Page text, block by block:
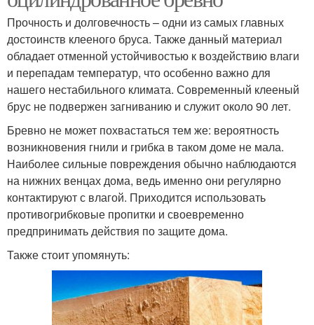
Прочность и долговечность – одни из самых главных
достоинств клееного бруса. Также данный материал
обладает отменной устойчивостью к воздействию влаги
и перепадам температур, что особенно важно для
нашего нестабильного климата. Современный клееный
брус не подвержен загниванию и служит около 90 лет.
Бревно не может похвастаться тем же: вероятность
возникновения гнили и грибка в таком доме не мала.
Наиболее сильные повреждения обычно наблюдаются
на нижних венцах дома, ведь именно они регулярно
контактируют с влагой. Приходится использовать
противогрибковые пропитки и своевременно
предпринимать действия по защите дома.
Также стоит упомянуть: